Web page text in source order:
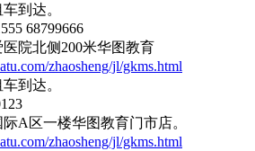
到达。
68799666
院北侧200米华图教育
zhaosheng/jl/gkms.html
到达。
A区一楼华图教育门市店。
zhaosheng/jl/gkms.html